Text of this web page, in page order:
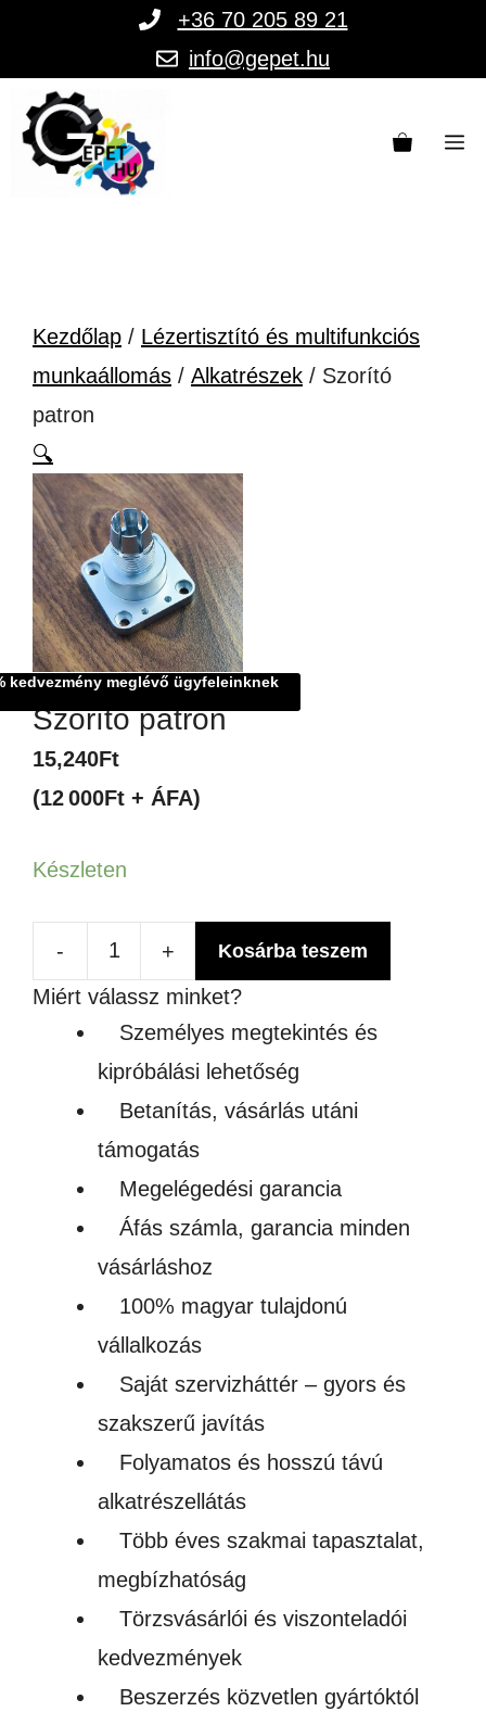
tartalomba
+36 70 205 89 21
info@gepet.hu
Kezdőlap / Lézertisztító és multifunkciós
munkaállomás / Alkatrészek / Szorító
patron
🔍
kedvezmény meglévő ügyfeleinknek
Szorító patron
15,240Ft
(12 000Ft + ÁFA)
Készleten
-
patron
mennyiség
+ Kosárba teszem
Miért válassz minket?
Személyes megtekintés és
kipróbálási lehetőség
Betanítás, vásárlás utáni
támogatás
Megelégedési garancia
Áfás számla, garancia minden
vásárláshoz
100% magyar tulajdonú
vállalkozás
Saját szervizháttér – gyors és
szakszerű javítás
Folyamatos és hosszú távú
alkatrészellátás
Több éves szakmai tapasztalat,
megbízhatóság
Törzsvásárlói és viszonteladói
kedvezmények
Beszerzés közvetlen gyártóktól